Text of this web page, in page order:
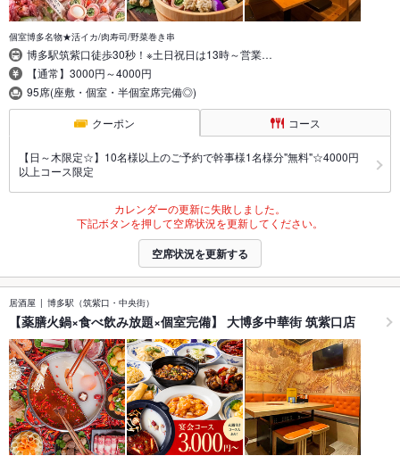
個室博多名物★活イカ/肉寿司/野菜巻き串
博多駅筑紫口徒歩30秒！※土日祝日は13時～営業…
【通常】3000円～4000円
95席(座敷・個室・半個室席完備◎)
クーポン コース
【日～木限定☆】10名様以上のご予約で幹事様1名様分"無料"☆4000円
以上コース限定
カレンダーの更新に失敗しました。
下記ボタンを押して空席状況を更新してください。
空席状況を更新する
居酒屋 博多駅（筑紫口・中央街）
【薬膳火鍋×食べ飲み放題×個室完備】 大博多中華街 筑紫口店